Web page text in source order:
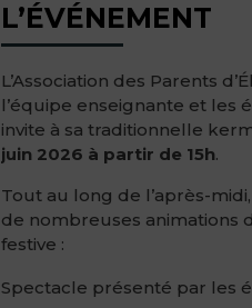
L’ÉVÉNEMENT
L’Association des Parents
l’équipe enseignante et les
invite à sa traditionnelle
juin 2026 à partir de 15h.
Tout au long de l’après-
de nombreuses animations
festive :
Spectacle présenté par les